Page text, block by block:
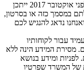
מסמכים או סרטוני וידאו שעלו לאתר לפני אוקטובר 2017 ייתכן
במסמך כזה או בסרטון,
נדאג להנגיש לכם
עבור לקוחותיו
מסירת המידע הינה ללא
ומידע בנושא
של המשרד שפרטיו